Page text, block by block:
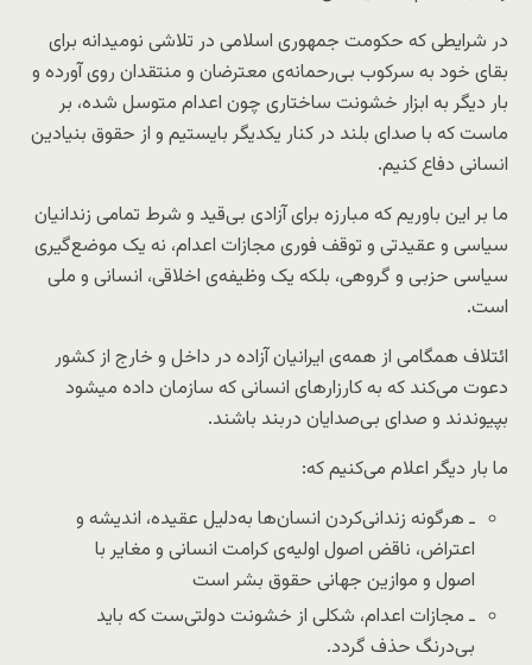
در شرایطی که حکومت جمهوری اسلامی در تلاشی نومیدانه برای
بقای خود به سرکوب بی‌رحمانه‌ی معترضان و منتقدان روی آورده و
بار دیگر به ابزار خشونت ساختاری چون اعدام متوسل شده، بر
ماست که با صدای بلند در کنار یکدیگر بایستیم و از حقوق بنیادین
انسانی دفاع کنیم.
ما بر این باوریم که مبارزه برای آزادی بی‌قید و شرط تمامی زندانیان
سیاسی و عقیدتی و توقف فوری مجازات اعدام، نه یک موضع‌گیری
سیاسی حزبی و گروهی، بلکه یک وظیفه‌ی اخلاقی، انسانی و ملی
است.
ائتلاف همگامی از همه‌ی ایرانیان آزاده در داخل و خارج از کشور
دعوت می‌کند که به کارزارهای انسانی که سازمان داده میشود
بپیوندند و صدای بی‌صدایان دربند باشند.
ما بار دیگر اعلام می‌کنیم که:
ـ هرگونه زندانی‌کردن انسان‌ها به‌دلیل عقیده، اندیشه و
اعتراض، ناقض اصول اولیه‌ی کرامت انسانی‌ و مغایر با
اصول و موازین جهانی حقوق بشر است
ـ مجازات اعدام، شکلی از خشونت دولتی‌ست که باید
بی‌درنگ حذف گردد.